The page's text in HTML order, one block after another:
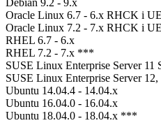
Debian 9.2 - 9.x
Oracle Linux 6.7 - 6.x RHCK i
Oracle Linux 7.2 - 7.x RHCK i
RHEL 6.7 - 6.x
RHEL 7.2 - 7.x ***
SUSE Linux Enterprise Server 11
SUSE Linux Enterprise Server 12,
Ubuntu 14.04.4 - 14.04.x
Ubuntu 16.04.0 - 16.04.x
Ubuntu 18.04.0 - 18.04.x ***